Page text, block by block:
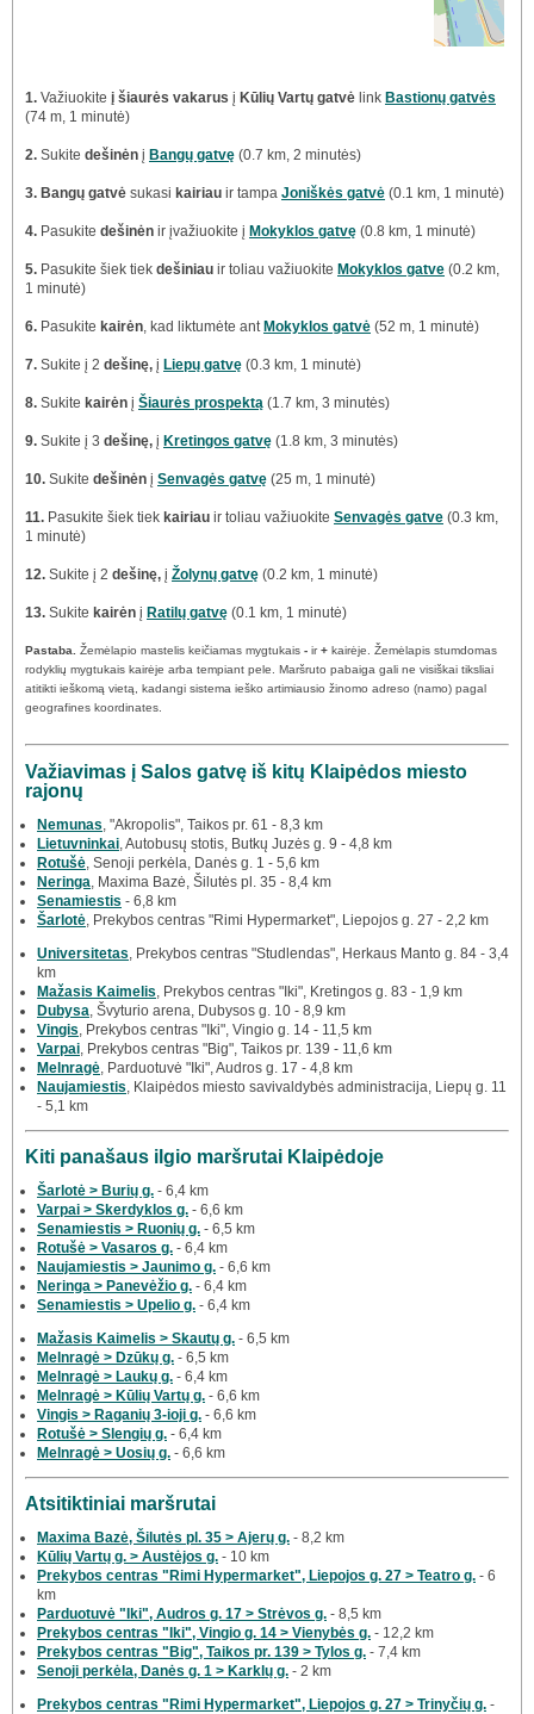
1. Važiuokite į šiaurės vakarus į Kūlių Vartų gatvė link Bastionų gatvės
(74 m, 1 minutė)
2. Sukite dešinėn į Bangų gatvę (0.7 km, 2 minutės)
3. Bangų gatvė sukasi kairiau ir tampa Joniškės gatvė (0.1 km, 1 minutė)
4. Pasukite dešinėn ir įvažiuokite į Mokyklos gatvę (0.8 km, 1 minutė)
5. Pasukite šiek tiek dešiniau ir toliau važiuokite Mokyklos gatve (0.2 km,
1 minutė)
6. Pasukite kairėn, kad liktumėte ant Mokyklos gatvė (52 m, 1 minutė)
7. Sukite į 2 dešinę, į Liepų gatvę (0.3 km, 1 minutė)
8. Sukite kairėn į Šiaurės prospektą (1.7 km, 3 minutės)
9. Sukite į 3 dešinę, į Kretingos gatvę (1.8 km, 3 minutės)
10. Sukite dešinėn į Senvagės gatvę (25 m, 1 minutė)
11. Pasukite šiek tiek kairiau ir toliau važiuokite Senvagės gatve (0.3 km,
1 minutė)
12. Sukite į 2 dešinę, į Žolynų gatvę (0.2 km, 1 minutė)
13. Sukite kairėn į Ratilų gatvę (0.1 km, 1 minutė)
Pastaba. Žemėlapio mastelis keičiamas mygtukais - ir+ kairėje. Žemėlapis stumdomas
rodyklių mygtukais kairėje arba tempiant pele. Maršruto pabaiga gali ne visiškai tiksliai
atitikti ieškomą vietą, kadangi sistema ieško artimiausio žinomo adreso (namo) pagal
geografines koordinates.
Važiavimas į Salos gatvę iš kitų Klaipėdos miesto
rajonų
Nemunas , "Akropolis", Taikos pr. 61 - 8,3 km
Lietuvninkai , Autobusų stotis, Butkų Juzės g. 9 - 4,8 km
Rotušė , Senoji perkėla, Danės g. 1 - 5,6 km
Neringa , Maxima Bazė, Šilutės pl. 35 - 8,4 km
Senamiestis - 6,8 km
Šarlotė , Prekybos centras "Rimi Hypermarket", Liepojos g. 27 - 2,2 km
Universitetas , Prekybos centras "Studlendas", Herkaus Manto g. 84 - 3,4
km
Mažasis Kaimelis , Prekybos centras "Iki", Kretingos g. 83 - 1,9 km
Dubysa , Švyturio arena, Dubysos g. 10 - 8,9 km
Vingis , Prekybos centras "Iki", Vingio g. 14 - 11,5 km
Varpai , Prekybos centras "Big", Taikos pr. 139 - 11,6 km
Melnragė , Parduotuvė "Iki", Audros g. 17 - 4,8 km
Naujamiestis , Klaipėdos miesto savivaldybės administracija, Liepų g. 11
- 5,1 km
Kiti panašaus ilgio maršrutai Klaipėdoje
Šarlotė > Burių g. - 6,4 km
Varpai > Skerdyklos g. - 6,6 km
Senamiestis > Ruonių g. - 6,5 km
Rotušė > Vasaros g. - 6,4 km
Naujamiestis > Jaunimo g. - 6,6 km
Neringa > Panevėžio g. - 6,4 km
Senamiestis > Upelio g. - 6,4 km
Mažasis Kaimelis > Skautų g. - 6,5 km
Melnragė > Dzūkų g. - 6,5 km
Melnragė > Laukų g. - 6,4 km
Melnragė > Kūlių Vartų g. - 6,6 km
Vingis > Raganių 3-ioji g. - 6,6 km
Rotušė > Slengių g. - 6,4 km
Melnragė > Uosių g. - 6,6 km
Atsitiktiniai maršrutai
Maxima Bazė, Šilutės pl. 35 > Ajerų g. - 8,2 km
Kūlių Vartų g. > Austėjos g. - 10 km
Prekybos centras "Rimi Hypermarket", Liepojos g. 27 > Teatro g. - 6
km
Parduotuvė "Iki", Audros g. 17 > Strėvos g. - 8,5 km
Prekybos centras "Iki", Vingio g. 14 > Vienybės g. - 12,2 km
Prekybos centras "Big", Taikos pr. 139 > Tylos g. - 7,4 km
Senoji perkėla, Danės g. 1 > Karklų g. - 2 km
Prekybos centras "Rimi Hypermarket", Liepojos g. 27 > Trinyčių g. -